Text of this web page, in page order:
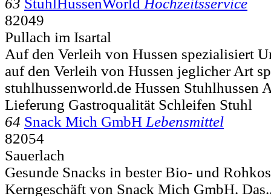
82049
Pullach im Isartal
Auf den Verleih von Hussen spezialisiert
auf den Verleih von Hussen jeglicher Art
stuhlhussenworld.de Hussen Stuhlhussen
Lieferung Gastroqualität Schleifen Stuhl
64 Snack Mich GmbH Lebensmittel
82054
Sauerlach
Gesunde Snacks in bester Bio- und
Kerngeschäft von Snack Mich GmbH.